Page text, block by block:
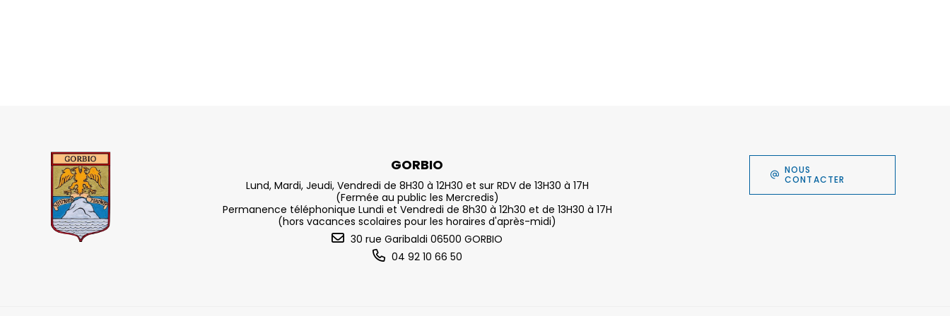
GORBIO
Lund, Mardi, Jeudi, Vendredi de 8H30 à 12H30 et sur RDV de 13H30 à 17H
(Fermée au public les Mercredis)
Permanence téléphonique Lundi et Vendredi de 8h30 à 12h30 et de 13H30 à 17H
(hors vacances scolaires pour les horaires d'après-midi)
30 rue Garibaldi 06500 GORBIO
04 92 10 66 50
NOUS
CONTACTER